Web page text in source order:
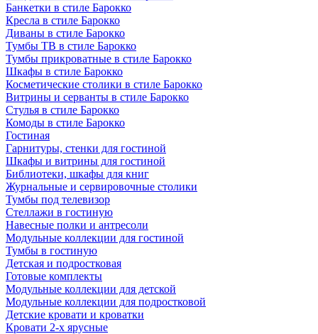
Банкетки в стиле Барокко
Кресла в стиле Барокко
Диваны в стиле Барокко
Тумбы ТВ в стиле Барокко
Тумбы прикроватные в стиле Барокко
Шкафы в стиле Барокко
Косметические столики в стиле Барокко
Витрины и серванты в стиле Барокко
Стулья в стиле Барокко
Комоды в стиле Барокко
Гостиная
Гарнитуры, стенки для гостиной
Шкафы и витрины для гостиной
Библиотеки, шкафы для книг
Журнальные и сервировочные столики
Тумбы под телевизор
Стеллажи в гостиную
Навесные полки и антресоли
Модульные коллекции для гостиной
Тумбы в гостиную
Детская и подростковая
Готовые комплекты
Модульные коллекции для детской
Модульные коллекции для подростковой
Детские кровати и кроватки
Кровати 2-х ярусные